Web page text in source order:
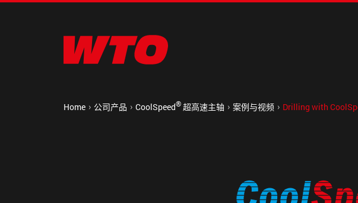
Home 公司产品 CoolSpeed® 超高速主轴 案例与视频 Drilling with